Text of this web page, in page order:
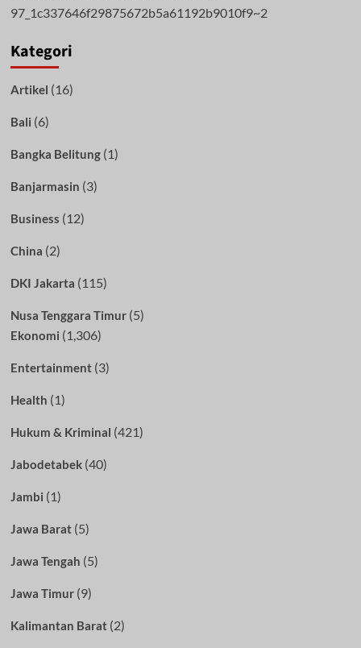
Kategori
Artikel (16)
Bali (6)
Bangka Belitung(1)
Banjarmasin (3)
Business (12)
China (2)
DKI Jakarta (115)
Nusa Tenggara Timur(5)
Ekonomi (1,306)
Entertainment(3)
Health (1)
Hukum & Kriminal (421)
Jabodetabek(40)
Jambi (1)
Jawa Barat(5)
Jawa Tengah (5)
Jawa Timur(9)
Kalimantan Barat(2)